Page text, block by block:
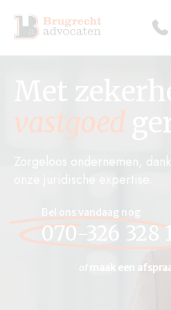
Met
vastgoed
Zorgeloos ondernemen,
onze juridische expertise.
Bel ons vandaag nog
070-326 328
of maak een